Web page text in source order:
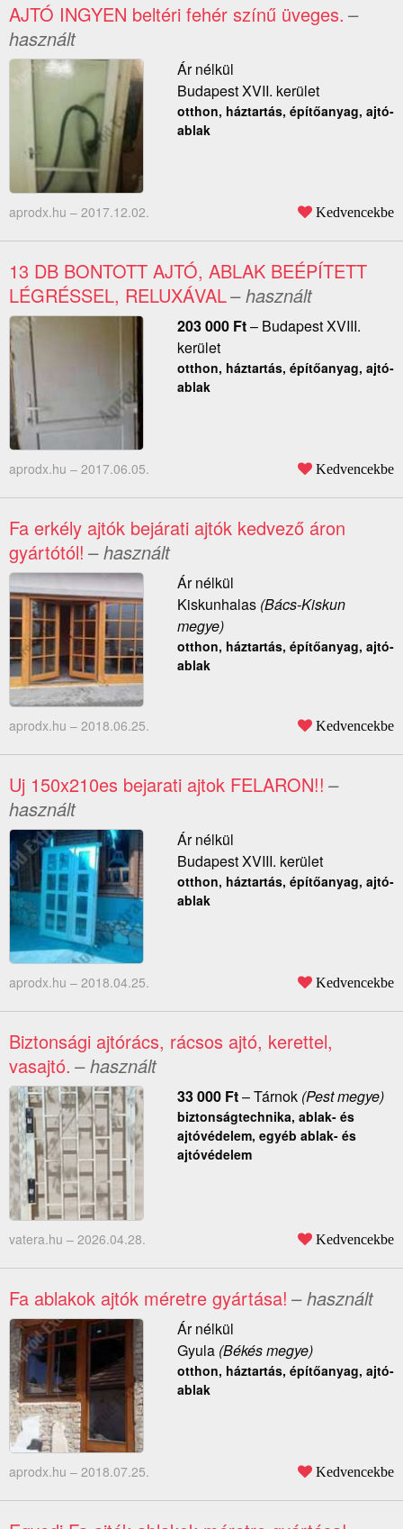
AJTÓ INGYEN beltéri fehér színű üveges. –
használt
Ár nélkül
Budapest XVII. kerület
otthon, háztartás, építőanyag, ajtó-
ablak
aprodx.hu – 2017.12.02. Kedvencekbe
13 DB BONTOTT AJTÓ, ABLAK BEÉPÍTETT
LÉGRÉSSEL, RELUXÁVAL– használt
203 000 Ft– Budapest XVIII.
kerület
otthon, háztartás, építőanyag, ajtó-
ablak
aprodx.hu – 2017.06.05. Kedvencekbe
Fa erkély ajtók bejárati ajtók kedvező áron
gyártótól! – használt
Ár nélkül
Kiskunhalas(Bács-Kiskun
megye)
otthon, háztartás, építőanyag, ajtó-
ablak
aprodx.hu – 2018.06.25. Kedvencekbe
Uj 150x210es bejarati ajtok FELARON!! –
használt
Ár nélkül
Budapest XVIII. kerület
otthon, háztartás, építőanyag, ajtó-
ablak
aprodx.hu – 2018.04.25. Kedvencekbe
Biztonsági ajtórács, rácsos ajtó, kerettel,
vasajtó. – használt
33 000 Ft–Tárnok(Pest megye)
biztonságtechnika, ablak- és
ajtóvédelem, egyéb ablak- és
ajtóvédelem
vatera.hu – 2026.04.28. Kedvencekbe
Fa ablakok ajtók méretre gyártása! – használt
Ár nélkül
Gyula(Békés megye)
otthon, háztartás, építőanyag, ajtó-
ablak
aprodx.hu – 2018.07.25. Kedvencekbe